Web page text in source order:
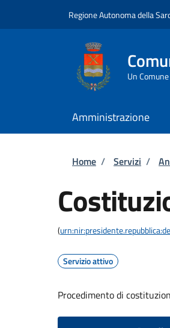
Regione Autonoma della
Un
Amministrazione
Briciole
Home / Servizi /
(
Servizio attivo
Procedimento di